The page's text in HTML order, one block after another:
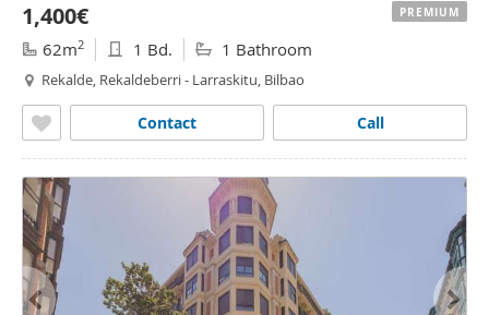
1,400€
62m2 1 Bd. 1 Bathroom
Rekalde, Rekaldeberri - Larraskitu, Bilbao
Call
Contact
PREMIUM